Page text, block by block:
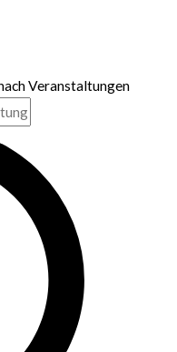
Veranstaltungen